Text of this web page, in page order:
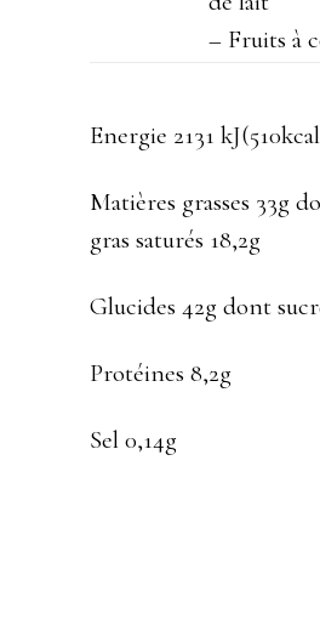
– Fruits à
Energie 2131
Matières grasses 33g
gras saturés 18,2g
Glucides 42g dont
Protéines 8,2g
Sel 0,14g